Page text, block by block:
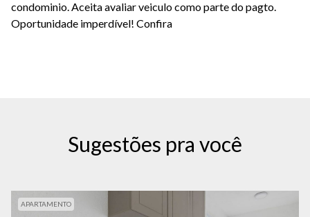
condominio. Aceita avaliar veiculo como parte do pagto.
Oportunidade imperdível! Confira
Sugestões pra você
APARTAMENTO